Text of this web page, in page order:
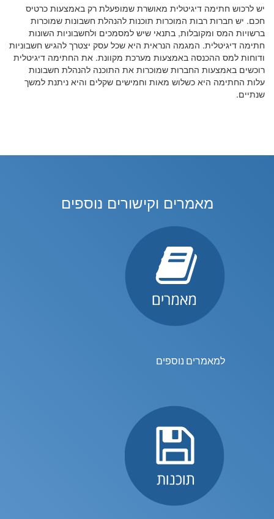
יש לרכוש חתימה דיגיטלית מאושרת שמופעלת רק באמצעות כרטיס
חכם. יש חברות רבות המוכרות תוכנות להנהלת חשבונות שמוכרות
ברשויות המס ומקובלות, בתנאי שיש למסמכים ולחשבוניות השונות
חתימה דיגיטלית. המגמה הנראית היא שכל עסק יצטרך להגיש חשבוניות
ודוחות למס ההכנסה באמצעות מערכת מקוונת. את החתימה דיגיטלית
רוכשים באמצעות החברות שמוכרות את התוכנה להנהלת חשבונות
עלות החתימה היא כשלוש מאות וחמישים שקלים והיא ניתנת למשך
שנתיים.
מאמרים וקישורים נוספים
למאמרים נוספים